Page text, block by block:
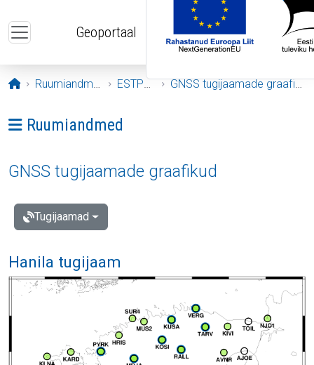
Geoportaal
Avaleht
Ruumiandmed ESTPOS GNSS tugijaamade graafikud
Ava menüü: Ruumiandmed
Ruumiandmed
GNSS tugijaamade graafikud
Tugijaamad
Hanila tugijaam